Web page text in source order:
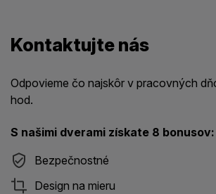
Kontaktujte nás
Odpovieme čo najskôr v pracovných
hod.
S našimi dverami získate 8 bonusov:
Bezpečnostné
Design na mieru